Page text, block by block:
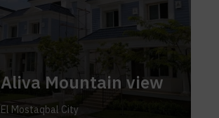
Aliva Mountain view
El Mostaqbal City